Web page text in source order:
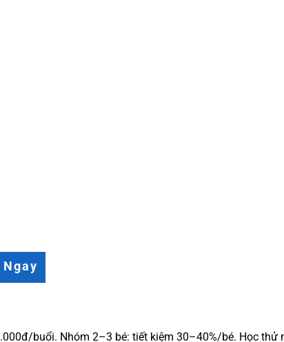
buổi. Nhóm 2–3 bé: tiết kiệm 30–40%/bé. Học thử